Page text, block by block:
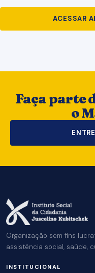
ACESSAR
Faça parte
o
Organização sem fins
assistência social, saúde,
INSTITUCIONAL